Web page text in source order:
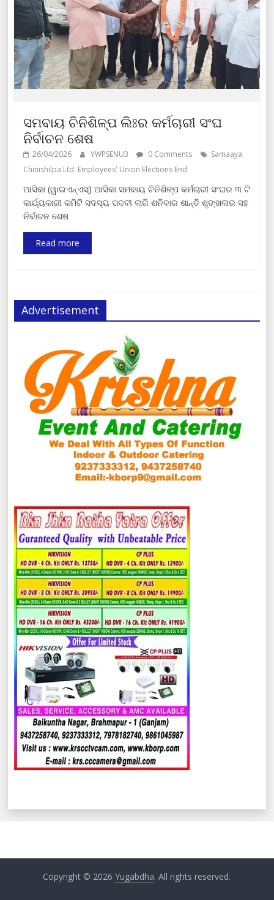
ସମବାୟ ଚିନିଶିଳ୍ପ ଲିଃର କର୍ମଚାରୀ ସଂଘ
ନିର୍ବାଚନ ଶେଷ
26/04/2026 YWPSENU3 0 Comments
Samaaya
Chinishilpa Ltd. Employees' Union Elections End
ଆସିକା (ୱାଇଏନ୍‍ଏସ୍‍) ଆସିକା ସମବାୟ ଚିନିଶିଳ୍ପ କର୍ମଚାରୀ ସଂଘର ୩ ଟି
କାର୍ଯ୍ୟକାରୀ କମିଟି ସଦସ୍ୟ ପଦବୀ ଲାଗି ଶନିବାର ଶାନ୍ତି ଶୃଙ୍ଖଳାର ସହ
ନିର୍ବାଚନ ଶେଷ
Read more
Advertisement
Copyright © 2026Yugabdha. All rights reserved.